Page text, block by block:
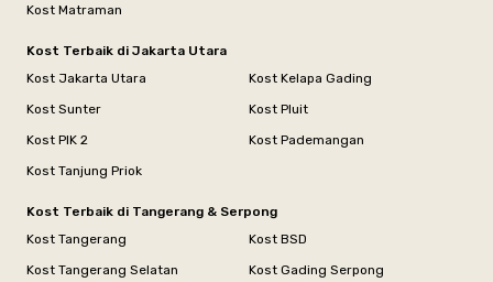
Kost Matraman
Kost Terbaik di Jakarta Utara
Kost Jakarta Utara
Kost Kelapa Gading
Kost Sunter
Kost Pluit
Kost PIK 2
Kost Pademangan
Kost Tanjung Priok
Kost Terbaik di Tangerang & Serpong
Kost Tangerang
Kost BSD
Kost Tangerang Selatan
Kost Gading Serpong